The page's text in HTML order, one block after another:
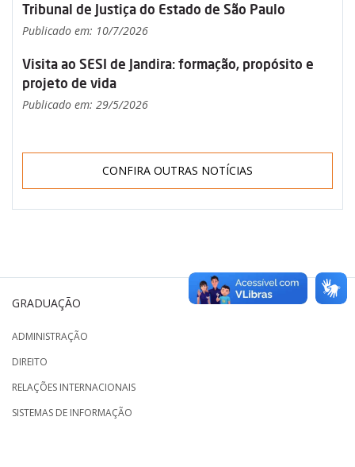
Tribunal de Justiça do Estado de São Paulo
Publicado em: 10/7/2026
Visita ao SESI de Jandira: formação, propósito e
projeto de vida
Publicado em: 29/5/2026
CONFIRA OUTRAS NOTÍCIAS
GRADUAÇÃO
ADMINISTRAÇÃO
DIREITO
RELAÇÕES INTERNACIONAIS
SISTEMAS DE INFORMAÇÃO